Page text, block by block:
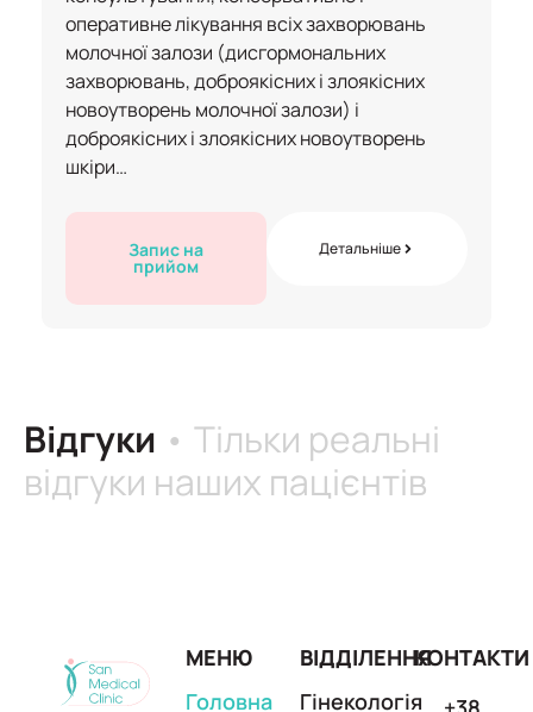
оперативне лікування всіх захворювань
молочної залози (дисгормональних
захворювань, доброякісних і злоякісних
новоутворень молочної залози) і
доброякісних і злоякісних новоутворень
шкіри…
Запис на
прийом
Детальніше
Відгуки • Тільки реальні
відгуки наших пацієнтів
МЕНЮ
Головна
ВІДДІЛЕННЯ
Гінекологія
КОНТАКТИ